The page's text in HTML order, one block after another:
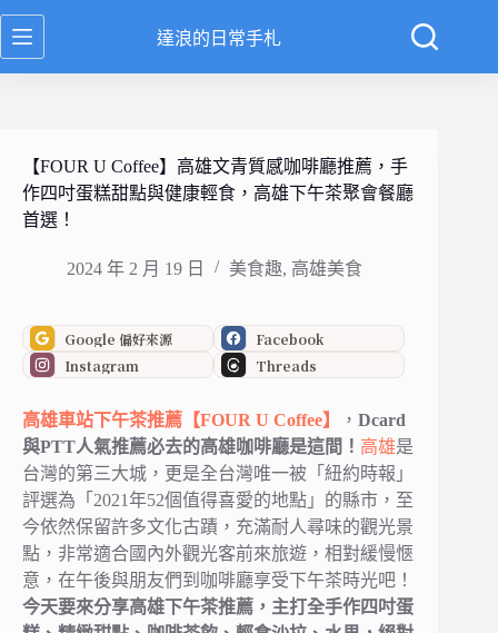
跳
至
達浪的日常手札
【FOUR U Coffee】高雄文青質感咖啡廳推薦，手
作四吋蛋糕甜點與健康輕食，高雄下午茶聚會餐廳
首選！
2024 年 2 月 19 日 美食趣, 高雄美食
Google 偏好來源
Facebook
Instagram
Threads
高雄車站下午茶推薦 【FOUR U Coffee】 ， Dcard
與PTT人氣推薦必去的高雄咖啡廳是這間！ 高雄是
台灣的第三大城，更是全台灣唯一被「紐約時報」
評選為「2021年52個值得喜愛的地點」的縣市，至
今依然保留許多文化古蹟，充滿耐人尋味的觀光景
點，非常適合國內外觀光客前來旅遊，相對緩慢愜
意，在午後與朋友們到咖啡廳享受下午茶時光吧！
今天要來分享高雄下午茶推薦，主打全手作四吋蛋